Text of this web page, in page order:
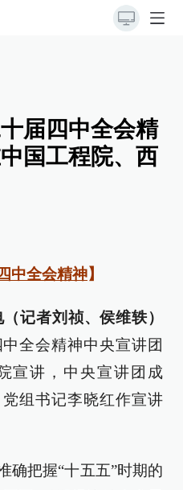
届四中全会精
国工程院、西
中全会精神】
记者刘祯、侯维轶）
全会精神中央宣讲团
宣讲，中央宣讲团成
组书记李晓红作宣讲
确把握“十五五”时期的